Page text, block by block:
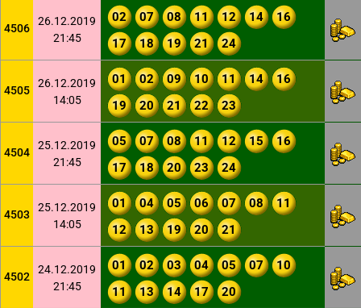
4506
26.12.2019
21:45
02 07 08 11 12 14
16
17
18 19 21 24
4505
26.12.2019
14:05
01 02 09 10 11 14
16
19
20 21 22 23
4504
25.12.2019
21:45
05 07 08 11 12 15
16
17
18 20 23 24
4503
25.12.2019
14:05
01 04 05 06 07 08
11
12
13 19 20 21
4502
24.12.2019
21:45
01 02 03 04 05 07
10
11
13 14 17 20